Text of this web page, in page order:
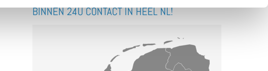
BINNEN 24U CONTACT IN HEEL NL!